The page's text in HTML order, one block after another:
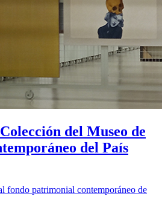
del Museo de
del País
fondo patrimonial contemporáneo de